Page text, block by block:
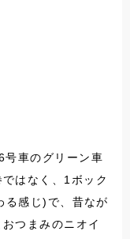
号車のグリーン車
はなく、1ボック
る感じ)で、昔なが
つまみのニオイ